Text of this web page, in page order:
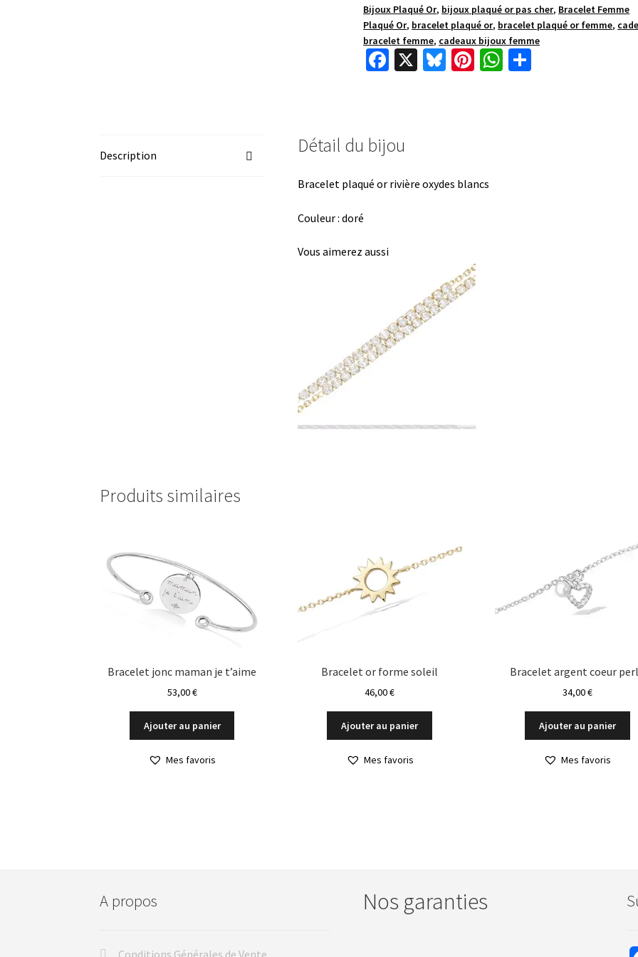
Bijoux Plaqué Or, bijoux plaqué or pas cher, Bracelet Femme
Plaqué Or, bracelet plaqué or, bracelet plaqué or femme,
bracelet femme, cadeaux bijoux femme
Fa
o
k
X
Bl Pi W
Description Détail du bijou
Bracelet plaqué or rivière oxydes blancs
Couleur : doré
Vous aimerez aussi
Produits similaires
Bracelet jonc maman je t’aime
53,00€
Ajouter au panier
Mes favoris
Bracelet or forme soleil
46,00€
Ajouter au panier
Mes favoris
Bracelet argent coeur
34,00€
Ajouter au panier
Mes favoris
A propos Nos garanties